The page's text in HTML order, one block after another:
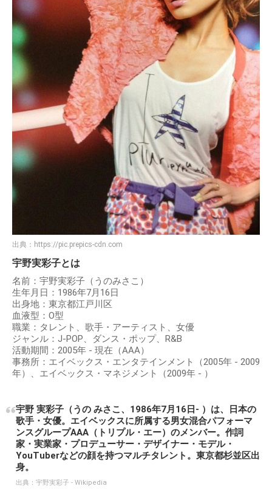
出典： https://pic.prepics-cdn.com
宇野実彩子とは
名前：宇野実彩子（うのみさこ）
生年月日：1986年7月16日
出身地：東京都江戸川区
血液型：O型
職業：タレント、歌手・アーティスト、女優
ジャンル：J-POP、ダンス・ポップ、R&B
活動期間：2005年 - 現在（AAA）
事務所：エイベックス・エンタテインメント（2005年 - 2009
年）、エイベックス・マネジメント（2009年 - ）
宇野 実彩子（うの みさこ、1986年7月16日- ）は、日本の
歌手・女優。エイベックスに所属する男女混合パフォーマ
ンスグループAAA（トリプル・エー）のメンバー。作詞
家・実業家・プロデューサー・デザイナー・モデル・
YouTuberなどの顔を持つマルチタレント。東京都杉並区出
身。
出典： 宇野実彩子 - Wikipedia